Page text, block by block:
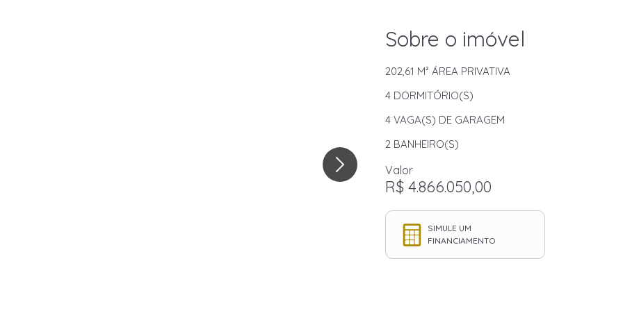
Sobre o imóvel
202,61 M² ÁREA PRIVATIVA
4 DORMITÓRIO(S)
4 VAGA(S) DE GARAGEM
2 BANHEIRO(S)
Valor
R$ 4.866.050,00
SIMULE UM
FINANCIAMENTO